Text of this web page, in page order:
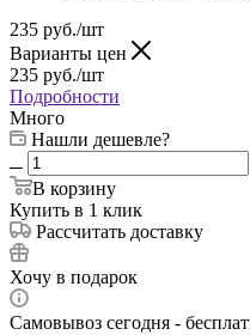
235 руб./шт
Варианты цен
235 руб./шт
Подробности
Много
Нашли дешевле?
В корзину
Купить в 1 клик
Рассчитать доставку
Хочу в подарок
Самовывоз сегодня -